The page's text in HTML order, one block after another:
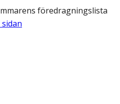
föredragningslista